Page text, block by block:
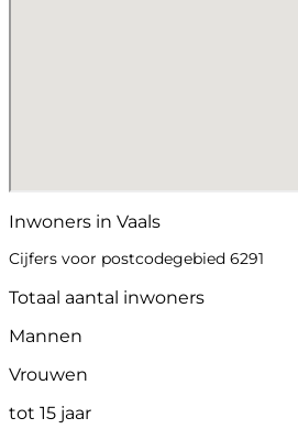
Inwoners in Vaals
Cijfers voor postcodegebied 6291
Totaal aantal inwoners
Mannen
Vrouwen
tot 15 jaar